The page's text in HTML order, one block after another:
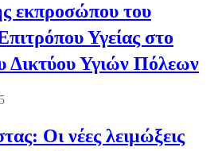
εκπροσώπου του
Υγείας στο
Δικτύου Υγιών Πόλεων
Οι νέες λειμώξεις